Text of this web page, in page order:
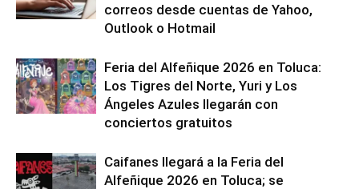
correos desde cuentas de Yahoo,
Outlook o Hotmail
Feria del Alfeñique 2026 en Toluca:
Los Tigres del Norte, Yuri y Los
Ángeles Azules llegarán con
conciertos gratuitos
Caifanes llegará a la Feria del
Alfeñique 2026 en Toluca; se